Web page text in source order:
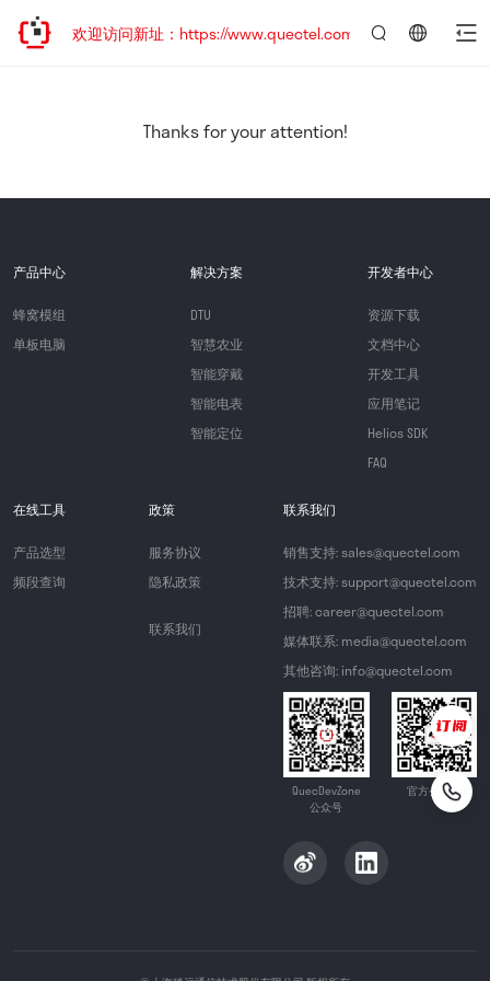
已迁移，欢迎访问新址：https://www.quectel.com.cn
Thanks for your attention!
产品中心
蜂窝模组
单板电脑
解决方案
DTU
智慧农业
智能穿戴
智能电表
智能定位
开发者中心
资源下载
文档中心
开发工具
应用笔记
Helios SDK
FAQ
在线工具
产品选型
频段查询
政策
服务协议
隐私政策
联系我们
联系我们
销售支持: sales@quectel.com
技术支持: support@quectel.com
招聘: career@quectel.com
媒体联系: media@quectel.com
其他咨询: info@quectel.com
QuecDevZone
公众号
官方公众号